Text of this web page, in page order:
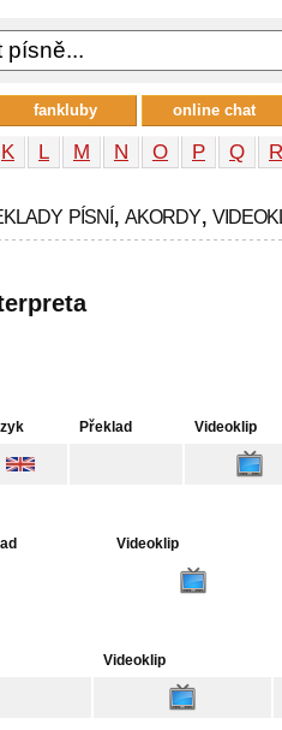
K L M N O P Q R
písní, akordy,
Překlad Videoklip
Videoklip
Videoklip
fankluby online chat